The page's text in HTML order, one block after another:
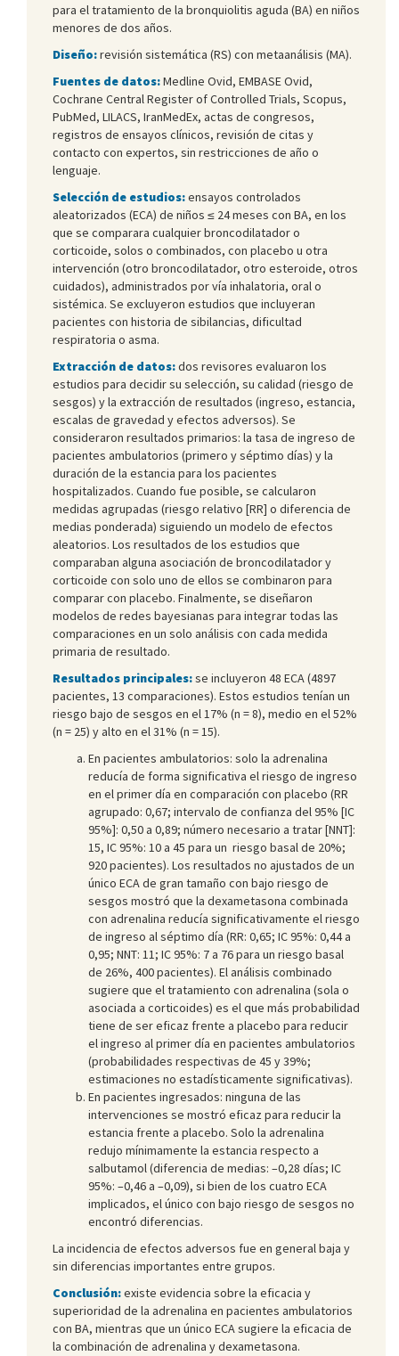
para el tratamiento de la bronquiolitis aguda (BA) en niños
menores de dos años.
Diseño:revisión sistemática (RS) con metaanálisis (MA).
Fuentes de datos:Medline Ovid, EMBASE Ovid,
Cochrane Central Register of Controlled Trials, Scopus,
PubMed, LILACS, IranMedEx, actas de congresos,
registros de ensayos clínicos, revisión de citas y
contacto con expertos, sin restricciones de año o
lenguaje.
Selección de estudios:ensayos controlados
aleatorizados (ECA) de niños ≤ 24 meses con BA, en los
que se comparara cualquier broncodilatador o
corticoide, solos o combinados, con placebo u otra
intervención (otro broncodilatador, otro esteroide, otros
cuidados), administrados por vía inhalatoria, oral o
sistémica. Se excluyeron estudios que incluyeran
pacientes con historia de sibilancias, dificultad
respiratoria o asma.
Extracción de datos:dos revisores evaluaron los
estudios para decidir su selección, su calidad (riesgo de
sesgos) y la extracción de resultados (ingreso, estancia,
escalas de gravedad y efectos adversos). Se
consideraron resultados primarios: la tasa de ingreso de
pacientes ambulatorios (primero y séptimo días) y la
duración de la estancia para los pacientes
hospitalizados. Cuando fue posible, se calcularon
medidas agrupadas (riesgo relativo [RR] o diferencia de
medias ponderada) siguiendo un modelo de efectos
aleatorios. Los resultados de los estudios que
comparaban alguna asociación de broncodilatador y
corticoide con solo uno de ellos se combinaron para
comparar con placebo. Finalmente, se diseñaron
modelos de redes bayesianas para integrar todas las
comparaciones en un solo análisis con cada medida
primaria de resultado.
Resultados principales:se incluyeron 48 ECA (4897
pacientes, 13 comparaciones). Estos estudios tenían un
riesgo bajo de sesgos en el 17% (n = 8), medio en el 52%
(n = 25) y alto en el 31% (n = 15).
En pacientes ambulatorios: solo la adrenalina
reducía de forma significativa el riesgo de ingreso
en el primer día en comparación con placebo (RR
agrupado: 0,67; intervalo de confianza del 95% [IC
95%]: 0,50 a 0,89; número necesario a tratar [NNT]:
15, IC 95%: 10 a 45 para un riesgo basal de 20%;
920 pacientes). Los resultados no ajustados de un
único ECA de gran tamaño con bajo riesgo de
sesgos mostró que la dexametasona combinada
con adrenalina reducía significativamente el riesgo
de ingreso al séptimo día (RR: 0,65; IC 95%: 0,44 a
0,95; NNT: 11; IC 95%: 7 a 76 para un riesgo basal
de 26%, 400 pacientes). El análisis combinado
sugiere que el tratamiento con adrenalina (sola o
asociada a corticoides) es el que más probabilidad
tiene de ser eficaz frente a placebo para reducir
el ingreso al primer día en pacientes ambulatorios
(probabilidades respectivas de 45 y 39%;
estimaciones no estadísticamente significativas).
En pacientes ingresados: ninguna de las
intervenciones se mostró eficaz para reducir la
estancia frente a placebo. Solo la adrenalina
redujo mínimamente la estancia respecto a
salbutamol (diferencia de medias: –0,28 días; IC
95%: –0,46 a –0,09), si bien de los cuatro ECA
implicados, el único con bajo riesgo de sesgos no
encontró diferencias.
La incidencia de efectos adversos fue en general baja y
sin diferencias importantes entre grupos.
Conclusión:existe evidencia sobre la eficacia y
superioridad de la adrenalina en pacientes ambulatorios
con BA, mientras que un único ECA sugiere la eficacia de
la combinación de adrenalina y dexametasona.